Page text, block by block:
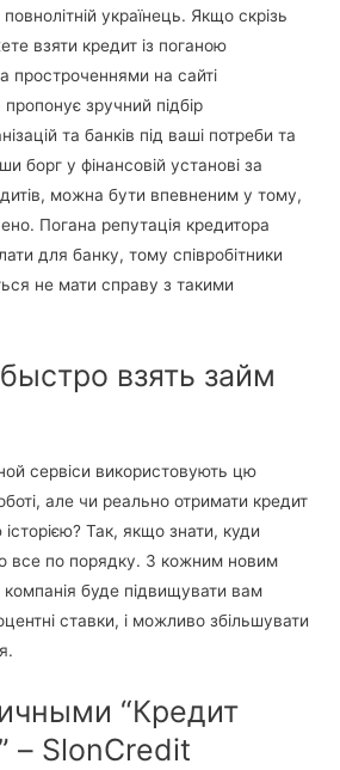
українець. Якщо скрізь
взяти кредит із поганою
простроченнями на сайті
зручний підбір
та банків під ваші потреби та
борг у фінансовій установі за
можна бути впевненим у тому,
Погана репутація кредитора
для банку, тому співробітники
не мати справу з такими
взять займ
сервіси використовують цю
але чи реально отримати кредит
Так, якщо знати, куди
все по порядку. З кожним новим
буде підвищувати вам
ставки, і можливо збільшувати
“Кредит
– SlonCredit